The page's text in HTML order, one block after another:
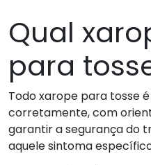
Qual
para
Todo xarope para tosse
corretamente, com
garantir a segurança do
aquele sintoma